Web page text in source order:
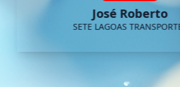
José Roberto
SETE LAGOAS